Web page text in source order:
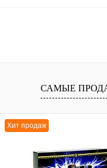
К сравнению
САМЫЕ
Хит продаж